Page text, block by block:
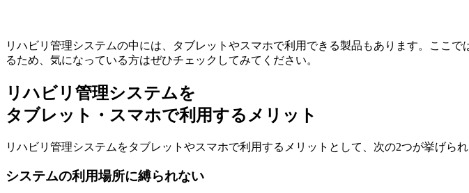
リハビリ管理システムの中には、タブレットやスマホで利用できる製品もあります。ここ
るため、気になっている方はぜひチェックしてみてください。
リハビリ管理システムを
タブレット・スマホで利用するメリット
リハビリ管理システムをタブレットやスマホで利用するメリットとして、次の2つが挙げられ
システムの利用場所に縛られない